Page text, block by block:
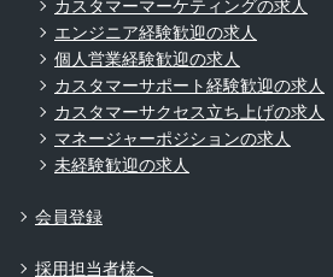
カスタマーマーケティングの求人
エンジニア経験歓迎の求人
個人営業経験歓迎の求人
カスタマーサポート経験歓迎の求人
カスタマーサクセス立ち上げの求人
マネージャーポジションの求人
未経験歓迎の求人
会員登録
採用担当者様へ